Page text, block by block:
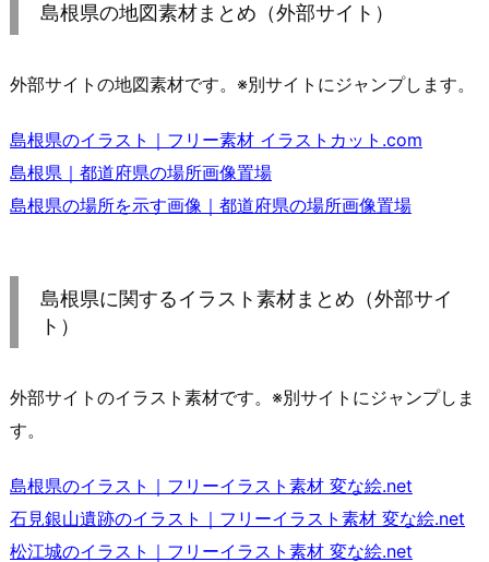
島根県の地図素材まとめ（外部サイト）
外部サイトの地図素材です。※別サイトにジャンプします。
島根県のイラスト｜フリー素材 イラストカット.com
島根県｜都道府県の場所画像置場
島根県の場所を示す画像｜都道府県の場所画像置場
島根県に関するイラスト素材まとめ（外部サイ
ト）
外部サイトのイラスト素材です。※別サイトにジャンプしま
す。
島根県のイラスト｜フリーイラスト素材 変な絵.net
石見銀山遺跡のイラスト｜フリーイラスト素材 変な絵.net
松江城のイラスト｜フリーイラスト素材 変な絵.net